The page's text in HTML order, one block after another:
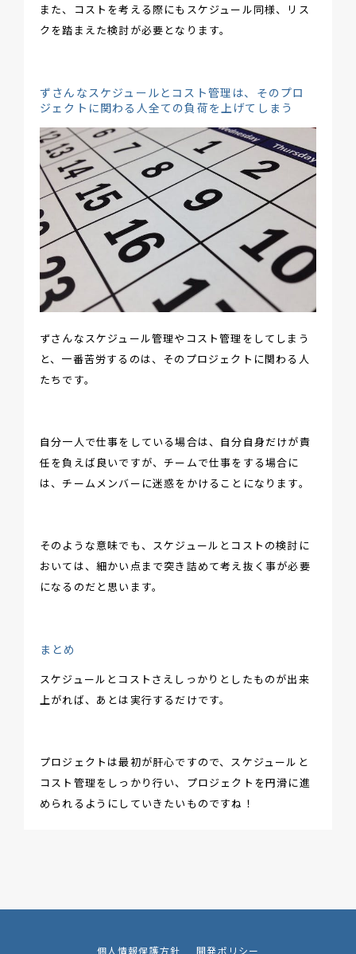
また、コストを考える際にもスケジュール同様、リス
クを踏まえた検討が必要となります。
ずさんなスケジュールとコスト管理は、そのプロ
ジェクトに関わる人全ての負荷を上げてしまう
ずさんなスケジュール管理やコスト管理をしてしまう
と、一番苦労するのは、そのプロジェクトに関わる人
たちです。
自分一人で仕事をしている場合は、自分自身だけが責
任を負えば良いですが、チームで仕事をする場合に
は、チームメンバーに迷惑をかけることになります。
そのような意味でも、スケジュールとコストの検討に
おいては、細かい点まで突き詰めて考え抜く事が必要
になるのだと思います。
まとめ
スケジュールとコストさえしっかりとしたものが出来
上がれば、あとは実行するだけです。
プロジェクトは最初が肝心ですので、スケジュールと
コスト管理をしっかり行い、プロジェクトを円滑に進
められるようにしていきたいものですね！
個人情報保護方針 開発ポリシー